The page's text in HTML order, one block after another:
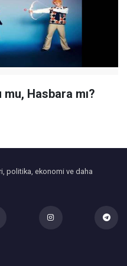
Hasbara mı?
politika, ekonomi ve daha